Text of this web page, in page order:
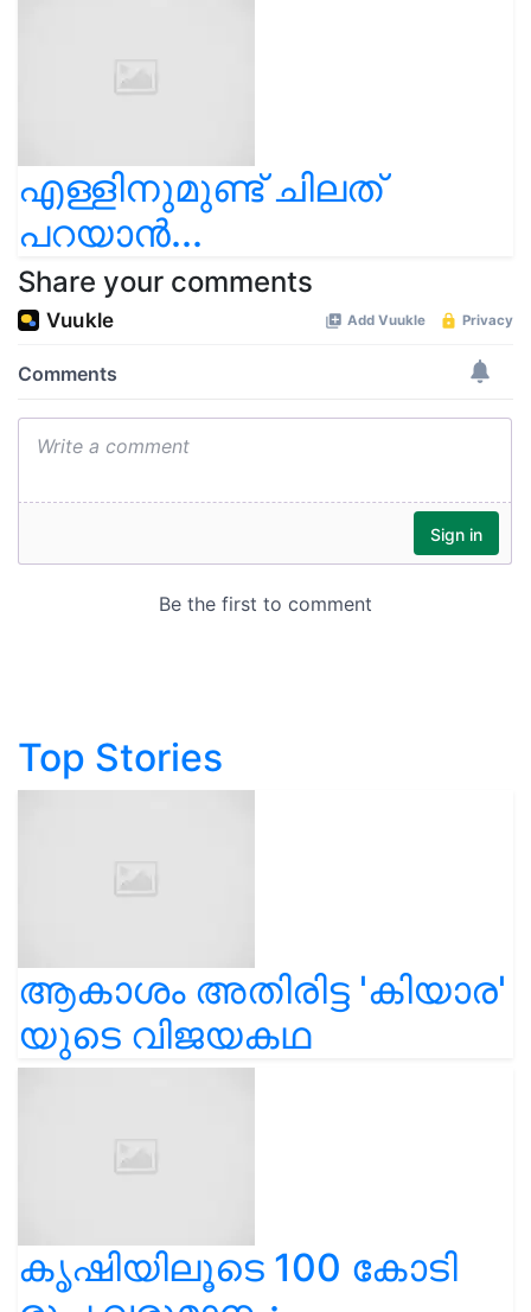
എള്ളിനുമുണ്ട് ചിലത്
പറയാൻ...
Share your comments
Top Stories
ആകാശം അതിരിട്ട 'കിയാര'
യുടെ വിജയകഥ
കൃഷിയിലൂടെ 100 കോടി